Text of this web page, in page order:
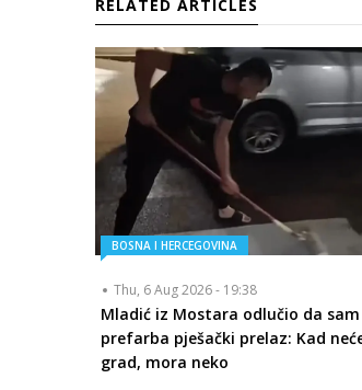
RELATED ARTICLES
BOSNA I HERCEGOVINA
Thu, 6 Aug 2026 - 19:38
Mladić iz Mostara odlučio da sam
prefarba pješački prelaz: Kad
grad, mora neko